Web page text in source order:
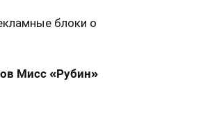
блоки о
Мисс «Рубин»